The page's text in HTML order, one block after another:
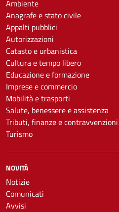
Ambiente
Anagrafe e stato civile
Appalti pubblici
Autorizzazioni
Catasto e urbanistica
Cultura e tempo libero
Educazione e formazione
Imprese e commercio
Mobilità e trasporti
Salute, benessere e assistenza
Tributi, finanze e contravvenzioni
Turismo
NOVITÀ
Notizie
Comunicati
Avvisi